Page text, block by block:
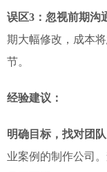
误区3：忽视前期沟
期大幅修改，成本
节。
经验建议：
明确目标，找对团队
业案例的制作公司